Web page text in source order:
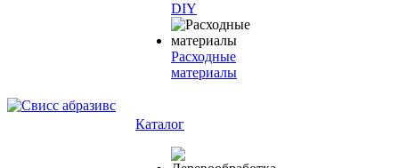
DIY
Расходные
материалы
Каталог